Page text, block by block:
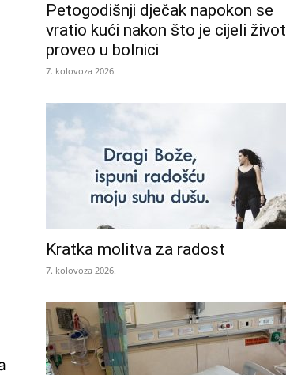
Petogodišnji dječak napokon se
vratio kući nakon što je cijeli život
proveo u bolnici
7. kolovoza 2026.
Kratka molitva za radost
7. kolovoza 2026.